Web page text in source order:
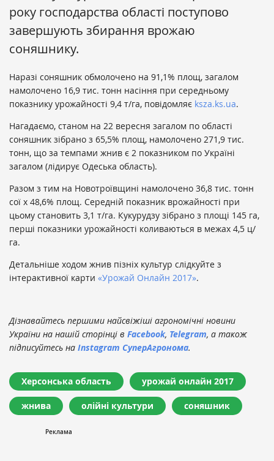
року господарства області поступово
завершують збирання врожаю
соняшнику.
Наразі соняшник обмолочено на 91,1% площ, загалом
намолочено 16,9 тис. тонн насіння при середньому
показнику урожайності 9,4 т/га, повідомляє ksza.ks.ua.
Нагадаємо, станом на 22 вересня загалом по області
соняшник зібрано з 65,5% площ, намолочено 271,9 тис.
тонн, що за темпами жнив є 2 показником по Україні
загалом (лідирує Одеська область).
Разом з тим на Новотроївщині намолочено 36,8 тис. тонн
сої х 48,6% площ. Середній показник врожайності при
цьому становить 3,1 т/га. Кукурудзу зібрано з площі 145 га,
перші показники урожайності коливаються в межах 4,5 ц/
га.
Детальніше ходом жнив пізніх культур слідкуйте з
інтерактивної карти «Урожай Онлайн 2017».
Дізнавайтесь першими найсвіжіші агрономічні новини
України на нашій сторінці в Facebook, Telegram, а також
підписуйтесь на Instagram СуперАгронома.
Херсонська область урожай онлайн 2017
жнива олійні культури соняшник